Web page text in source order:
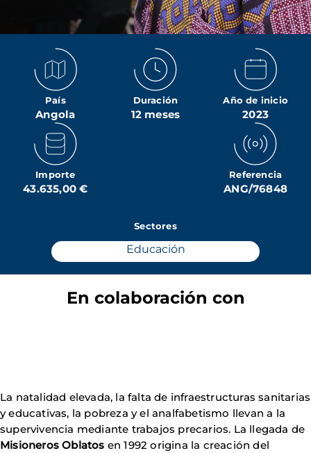
País
Angola
Duración
12 meses
Año de inicio
2023
Importe
43.635,00 €
Referencia
ANG/76848
Sectores
Educación
En colaboración con
La natalidad elevada, la falta de infraestructuras sanitarias
y educativas, la pobreza y el analfabetismo llevan a la
supervivencia mediante trabajos precarios. La llegada de
Misioneros Oblatos en 1992 origina la creación del